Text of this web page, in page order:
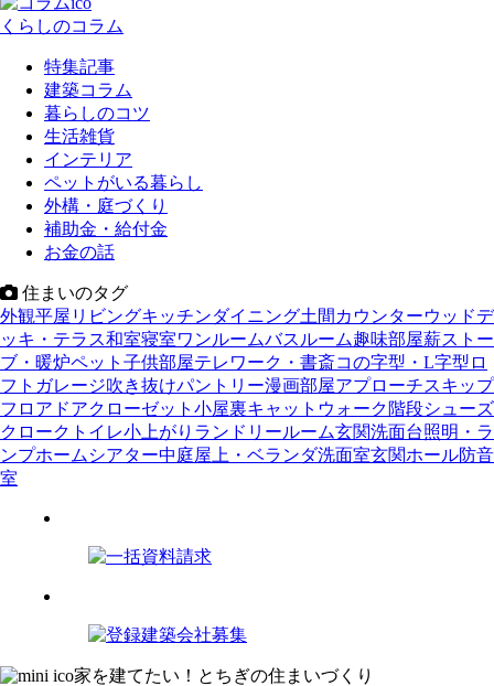
くらしのコラム
特集記事
建築コラム
暮らしのコツ
生活雑貨
インテリア
ペットがいる暮らし
外構・庭づくり
補助金・給付金
お金の話
住まいのタグ
外観平屋 リビングキッチンダイニング土間 カウンターウッドデ
ッキ・テラス和室寝室ワンルームバスルーム趣味部屋薪ストー
ブ・暖炉ペット 子供部屋テレワーク・書斎コの字型・L字型 ロ
フト ガレージ吹き抜けパントリー漫画部屋アプローチスキップ
フロア ドアクローゼット 小屋裏キャットウォーク 階段シューズ
クローク トイレ小上がり ランドリールーム玄関洗面台照明・ラ
ンプホームシアター中庭屋上・ベランダ洗面室玄関ホール防音
室
家を建てたい！とちぎの住まいづくり